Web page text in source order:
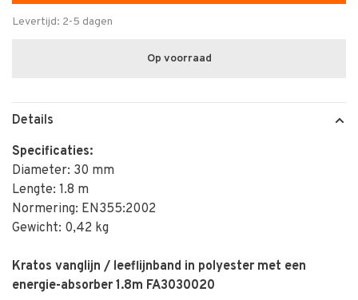
Levertijd: 2-5 dagen
Op voorraad
Details
Specificaties:
Diameter: 30 mm
Lengte: 1.8 m
Normering: EN355:2002
Gewicht: 0,42 kg
Kratos vanglijn / leeflijnband in polyester met een
energie-absorber 1.8m FA3030020